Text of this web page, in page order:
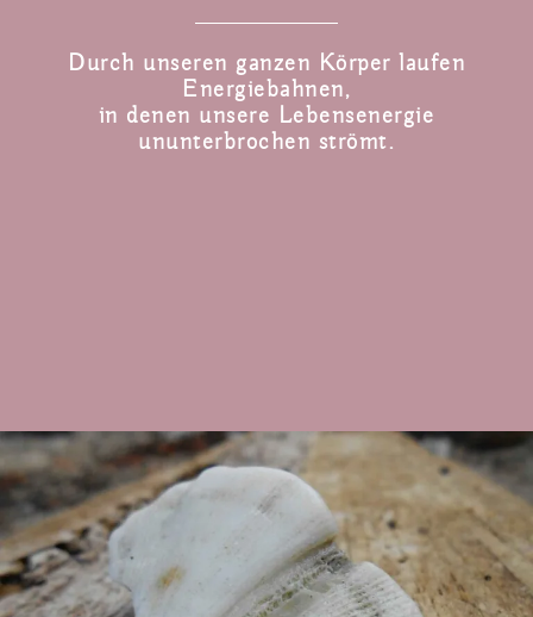
Durch unseren ganzen Körper laufen
Energiebahnen,
in denen unsere Lebensenergie
ununterbrochen strömt.